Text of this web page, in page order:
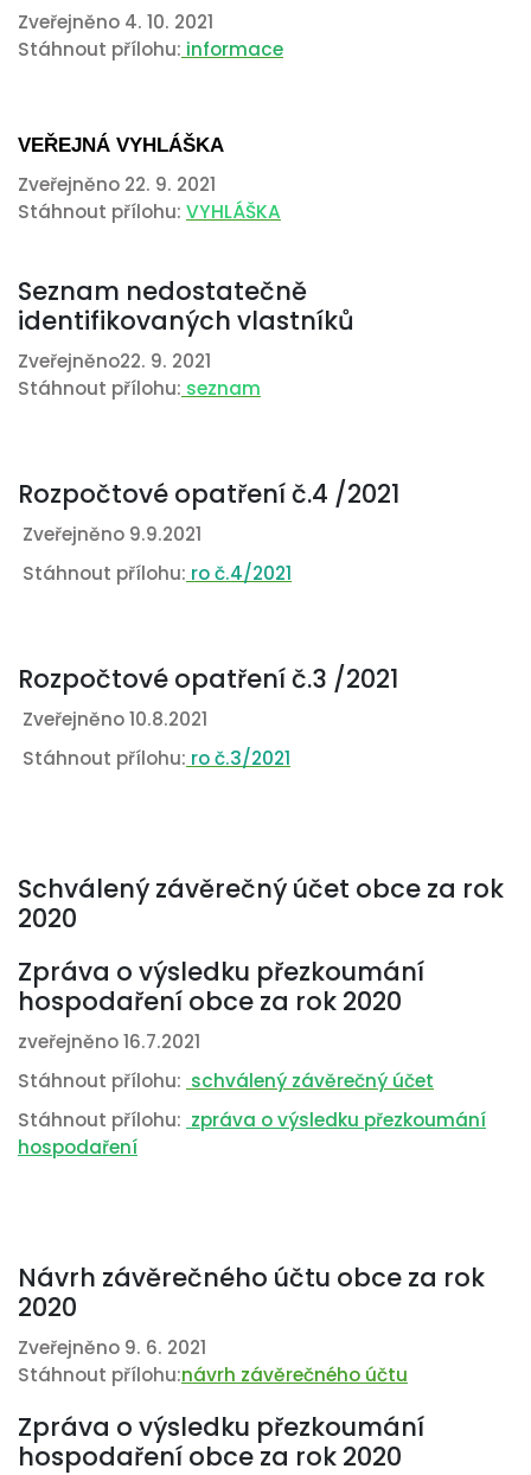
Zveřejněno 4. 10. 2021
Stáhnout přílohu: informace
VEŘEJNÁ VYHLÁŠKA
Zveřejněno 22. 9. 2021
Stáhnout přílohu: VYHLÁŠKA
Seznam nedostatečně
identifikovaných vlastníků
Zveřejněno22. 9. 2021
Stáhnout přílohu: seznam
Rozpočtové opatření č.4 /2021
Zveřejněno 9.9.2021
Stáhnout přílohu: ro č.4/2021
Rozpočtové opatření č.3 /2021
Zveřejněno 10.8.2021
Stáhnout přílohu: ro č.3/2021
Schválený závěrečný účet obce za rok
2020
Zpráva o výsledku přezkoumání
hospodaření obce za rok 2020
zveřejněno 16.7.2021
Stáhnout přílohu: schválený závěrečný účet
Stáhnout přílohu: zpráva o výsledku přezkoumání
hospodaření
Návrh závěrečného účtu obce za rok
2020
Zveřejněno 9. 6. 2021
Stáhnout přílohu:návrh závěrečného účtu
Zpráva o výsledku přezkoumání
hospodaření obce za rok 2020